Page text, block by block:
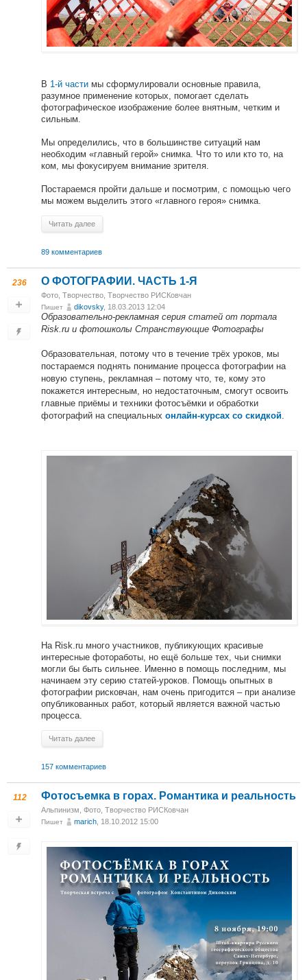
В 1-й части мы сформулировали основные правила,
разумное применение которых, помогает сделать
фотографическое изображение более внятным, четким и
сильным.
Мы определились, что в большинстве ситуаций нам
необходим «главный герой» снимка. Что то или кто то, на
ком, мы фокусируем внимание зрителя.
Постараемся пройти дальше и посмотрим, с помощью чего
мы можем выделить этого «главного героя» снимка.
Читать далее
89 комментариев
236 О ФОТОГРАФИИ. ЧАСТЬ 1-Я
Фото Творчество Творчество РИСКовчан
Пишет dikovsky, 18.03.2013 12:04
Образовательно-рекламная серия статей от портала
Risk.ru и фотошколы Странствующие Фотографы
Образовательная, потому что в течение трёх уроков, мы
постараемся поднять понимание процесса фотографии на
новую ступень, рекламная – потому что, те, кому это
покажется интересным, но недостаточным, смогут освоить
главные приёмы и техники фотосъёмки и обработки
фотографий на специальных онлайн-курсах со скидкой
На Risk.ru много участников, публикующих красивые
интересные фотоработы, но ещё больше тех, чьи снимки
могли бы быть сильнее. Именно в помощь последним, мы
начинаем эту серию статей-уроков. Помощь опытных в
фотографии рисковчан, нам очень пригодится – при анализе
опубликованных работ, который является важной частью
процесса.
Читать далее
157 комментариев
112 Фотосъемка в горах. Романтика и реальность
Альпинизм Фото Творчество РИСКовчан
Пишет marich , 18.10.2012 15:00